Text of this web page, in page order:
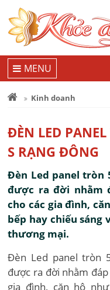
MENU
Kinh doanh
ĐÈN LED
S RẠNG ĐÔNG
Đèn Led panel tròn
được ra đời nhằm
cho các gia đình,
bếp hay chiếu sáng
thương mại.
Đèn Led panel tròn
được ra đời nhằm
gia đình, căn hộ